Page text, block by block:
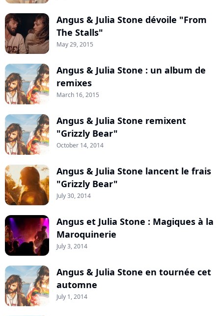
Angus & Julia Stone dévoile "From
The Stalls"
May 29, 2015
Angus & Julia Stone : un album de
remixes
March 16, 2015
Angus & Julia Stone remixent
"Grizzly Bear"
October 14, 2014
Angus & Julia Stone lancent le frais
"Grizzly Bear"
July 30, 2014
Angus et Julia Stone : Magiques à la
Maroquinerie
July 3, 2014
Angus & Julia Stone en tournée cet
automne
July 1, 2014